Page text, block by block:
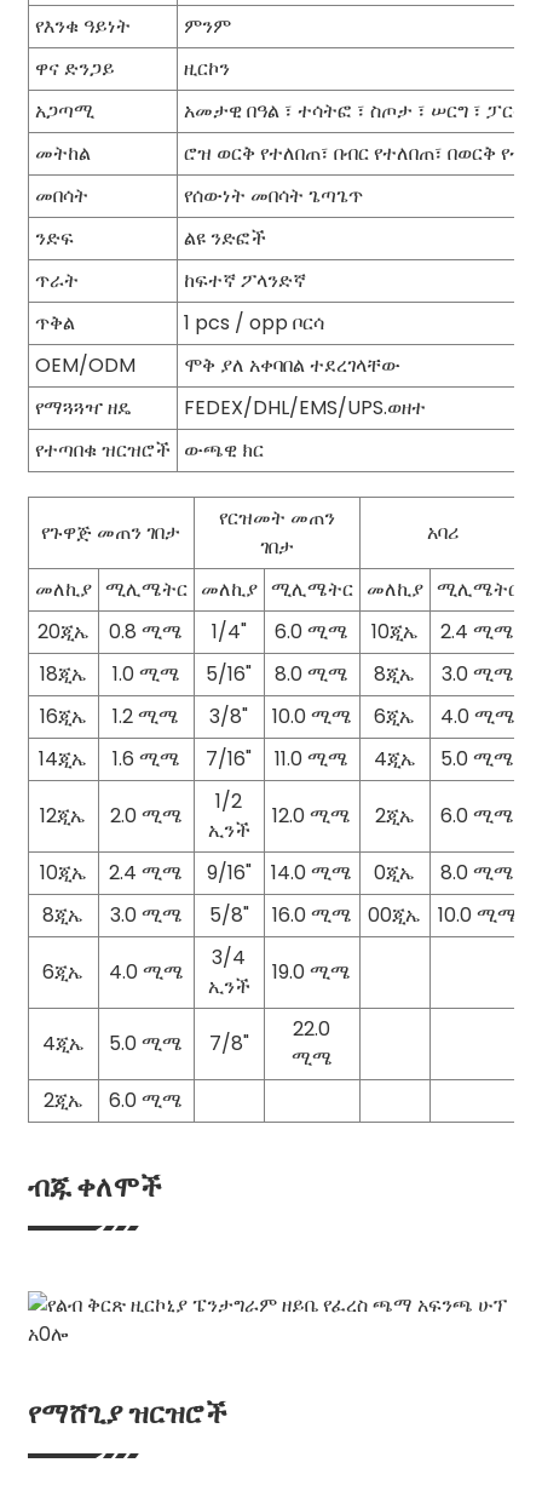
የእንቁ ዓይነት
ምንም
ዋና ድንጋይ
ዚርኮን
አጋጣሚ
አመታዊ በዓል ፣ ተሳትፎ ፣ ስጦታ ፣ ሠርግ ፣ ፓርቲ
መትከል
ሮዝ ወርቅ የተለበጠ፣ በብር የተለበጠ፣ በወርቅ
መበሳት
የሰውነት መበሳት ጌጣጌጥ
ንድፍ
ልዩ ንድፎች
ጥራት
ከፍተኛ ፖላንድኛ
ጥቅል
1 pcs / opp ቦርሳ
OEM/ODM
ሞቅ ያለ አቀባበል ተደረገላቸው
የማጓጓዣ ዘዴ
FEDEX/DHL/EMS/UPS.ወዘተ
የተጣበቁ ዝርዝሮች ውጫዊ ክር
የጉዋጅ መጠን ገበታ
የርዝመት መጠን
ገበታ
አባሪ
መለኪያ ሚሊሜትር መለኪያ ሚሊሜትር መለኪያ ሚሊሜትር
20ጂኤ
0.8 ሚሜ 1/4" 6.0 ሚሜ 10ጂኤ
2.4 ሚሜ
18ጂኤ
1.0 ሚሜ 5/16" 8.0 ሚሜ 8ጂኤ
3.0 ሚሜ
16ጂኤ
1.2 ሚሜ 3/8" 10.0 ሚሜ 6ጂኤ
4.0 ሚሜ
14ጂኤ
1.6 ሚሜ 7/16" 11.0 ሚሜ 4ጂኤ 5.0 ሚሜ
12ጂኤ 2.0 ሚሜ
1/2
ኢንች
12.0 ሚሜ 2ጂኤ 6.0 ሚሜ
10ጂኤ 2.4 ሚሜ 9/16" 14.0 ሚሜ 0ጂኤ
8.0 ሚሜ
8ጂኤ
3.0 ሚሜ 5/8" 16.0 ሚሜ 00ጂኤ 10.0 ሚሜ
6ጂኤ 4.0 ሚሜ
3/4
ኢንች
19.0 ሚሜ
4ጂኤ 5.0 ሚሜ 7/8"
22.0
ሚሜ
2ጂኤ
6.0 ሚሜ
ብጁ ቀለሞች
የማሸጊያ ዝርዝሮች